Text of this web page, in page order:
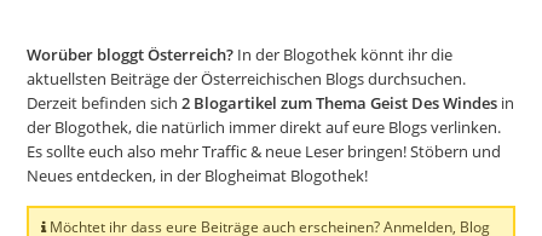
Worüber bloggt Österreich? In der Blogothek könnt ihr die
aktuellsten Beiträge der Österreichischen Blogs durchsuchen.
Derzeit befinden sich2 Blogartikel zum Thema Geist Des Windes in
der Blogothek, die natürlich immer direkt auf eure Blogs verlinken.
Es sollte euch also mehr Traffic & neue Leser bringen! Stöbern und
Neues entdecken, in der Blogheimat Blogothek!
Möchtet ihr dass eure Beiträge auch erscheinen? Anmelden, Blog